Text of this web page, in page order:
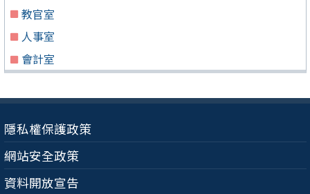
教官室
人事室
會計室
隱私權保護政策
網站安全政策
資料開放宣告